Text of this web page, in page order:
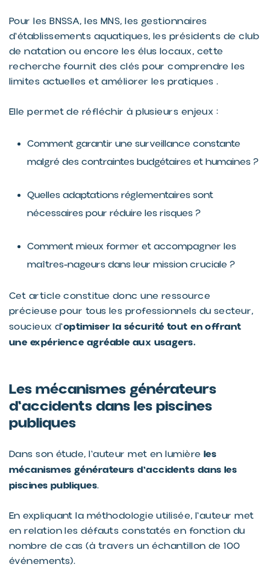
Pour les BNSSA, les MNS, les gestionnaires
d'établissements aquatiques, les présidents de club
de natation ou encore les élus locaux, cette
recherche fournit des clés pour comprendre les
limites actuelles et améliorer les pratiques .
Elle permet de réfléchir à plusieurs enjeux :
Comment garantir une surveillance constante
malgré des contraintes budgétaires et humaines ?
Quelles adaptations réglementaires sont
nécessaires pour réduire les risques ?
Comment mieux former et accompagner les
maîtres-nageurs dans leur mission cruciale ?
Cet article constitue donc une ressource
précieuse pour tous les professionnels du secteur,
soucieux d'optimiser la sécurité tout en offrant
une expérience agréable aux usagers.
Les mécanismes générateurs
d'accidents dans les piscines
publiques
Dans son étude, l'auteur met en lumière les
mécanismes générateurs d'accidents dans les
piscines publiques.
En expliquant la méthodologie utilisée, l'auteur met
en relation les défauts constatés en fonction du
nombre de cas (à travers un échantillon de 100
événements).